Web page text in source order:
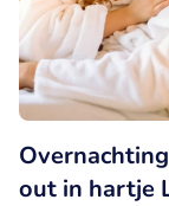
out in hartje